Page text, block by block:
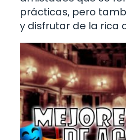
prácticas, pero
y disfrutar de la rica